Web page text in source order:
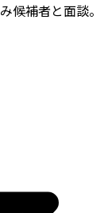
候補者と面談。